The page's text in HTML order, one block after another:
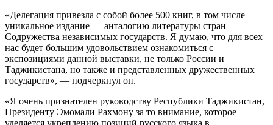
«Делегация привезла с собой более 500 книг, в том числе
уникальное издание — анталогию литературы стран
Содружества независимых государств. Я думаю, что для всех
нас будет большим удовольствием ознакомиться с
экспозициями данной выставки, не только России и
Таджикистана, но также и представленных дружественных
государств», — подчеркнул он.
«Я очень признателен руководству Республики Таджикистан,
Президенту Эмомали Рахмону за то внимание, которое
уделяется укреплению позиций русского языка в